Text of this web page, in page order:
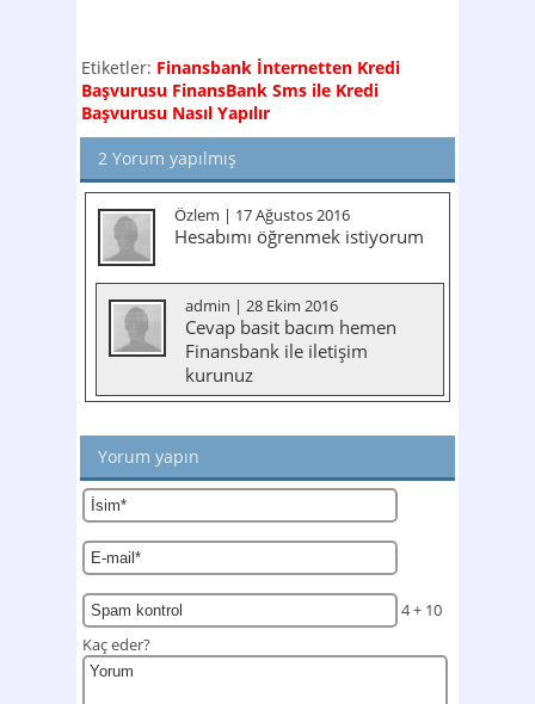
Etiketler: Finansbank İnternetten Kredi
Başvurusu FinansBank Sms ile Kredi
Başvurusu Nasıl Yapılır
2Yorum yapılmış
Özlem | 17 Ağustos 2016
Hesabımı öğrenmek istiyorum
admin | 28 Ekim 2016
Cevap basit bacım hemen
Finansbank ile iletişim
kurunuz
Yorum yapın
4 + 10
Kaç eder?